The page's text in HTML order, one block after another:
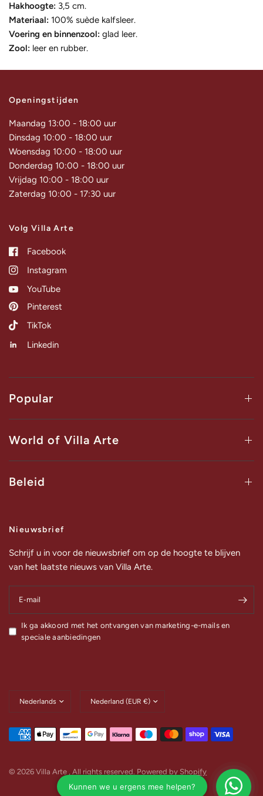
Hakhoogte: 3,5 cm.
Materiaal: 100% suède kalfsleer.
Voering en binnenzool: glad leer.
Zool: leer en rubber.
Openingstijden
Maandag 13:00 - 18:00 uur
Dinsdag 10:00 - 18:00 uur
Woensdag 10:00 - 18:00 uur
Donderdag 10:00 - 18:00 uur
Vrijdag 10:00 - 18:00 uur
Zaterdag 10:00 - 17:30 uur
Volg Villa Arte
Facebook
Instagram
YouTube
Pinterest
TikTok
Linkedin
Popular
World of Villa Arte
Beleid
Nieuwsbrief
Schrijf u in voor de nieuwsbrief om op de hoogte te blijven
van het laatste nieuws van Villa Arte.
E‑mail
Ik ga akkoord met het ontvangen van marketing-e-mails en
speciale aanbiedingen
© 2026 Villa Arte , All rights reserved. Powered by Shopify